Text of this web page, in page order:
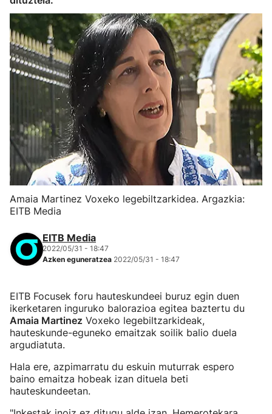
Amaia Martinez Voxeko legebiltzarkidea. Argazkia:
EITB Media
EITB Media
2022/05/31 - 18:47
Azken eguneratzea 2022/05/31 - 18:47
EITB Focusek foru hauteskundeei buruz egin duen
ikerketaren inguruko balorazioa egitea baztertu du
Amaia Martinez Voxeko legebiltzarkideak,
hauteskunde-eguneko emaitzak soilik balio duela
argudiatuta.
Hala ere, azpimarratu du eskuin muturrak espero
baino emaitza hobeak izan dituela beti
hauteskundeetan.